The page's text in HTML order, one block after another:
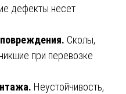
дефекты несет
Сколы,
при перевозке
Неустойчивость,